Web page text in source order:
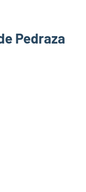
Pedraza